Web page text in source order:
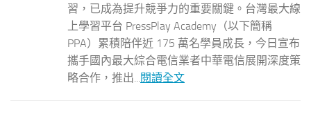
習，已成為提升競爭力的重要關鍵。台灣最大線
上學習平台 PressPlay Academy（以下簡稱
PPA）累積陪伴近 175 萬名學員成長，今日宣布
攜手國內最大綜合電信業者中華電信展開深度策
略合作，推出...閱讀全文